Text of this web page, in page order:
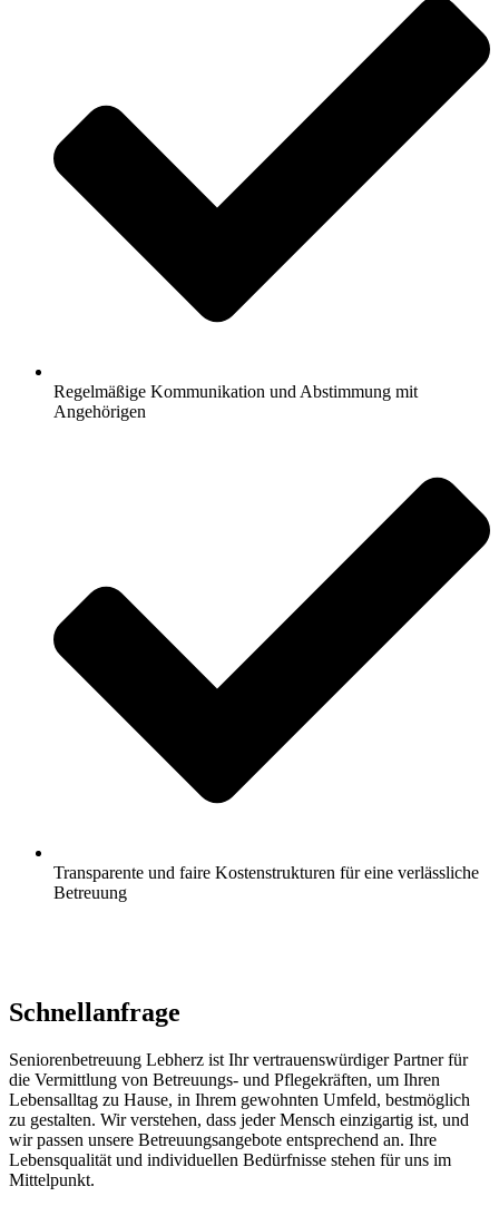
Regelmäßige Kommunikation und Abstimmung mit
Angehörigen
Transparente und faire Kostenstrukturen für eine verlässliche
Betreuung
Schnell­anfrage
Seniorenbetreuung Lebherz ist Ihr vertrauenswürdiger Partner für
die Vermittlung von Betreuungs- und Pflegekräften, um Ihren
Lebensalltag zu Hause, in Ihrem gewohnten Umfeld, bestmöglich
zu gestalten. Wir verstehen, dass jeder Mensch einzigartig ist, und
wir passen unsere Betreuungsangebote entsprechend an. Ihre
Lebensqualität und individuellen Bedürfnisse stehen für uns im
Mittelpunkt.